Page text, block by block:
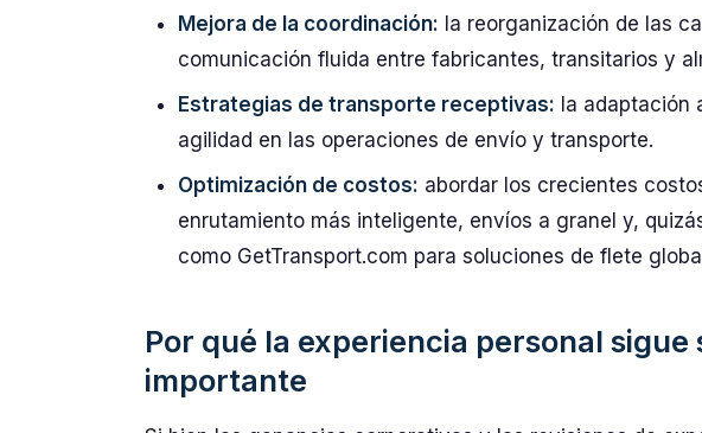
Mejora de la coordinación: la reorganización de las
comunicación fluida entre fabricantes, transitarios y
Estrategias de transporte receptivas: la adaptación
agilidad en las operaciones de envío y transporte.
Optimización de costos: abordar los crecientes
enrutamiento más inteligente, envíos a granel y,
como GetTransport.com para soluciones de flete
Por qué la experiencia personal sigue
importante